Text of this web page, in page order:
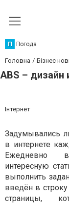
П Погода
Головна Бізнес
ABS – дизайн
Інтернет
Задумывались
в интернете
Ежедневно
интересную
выполнить
введён в
страницы,